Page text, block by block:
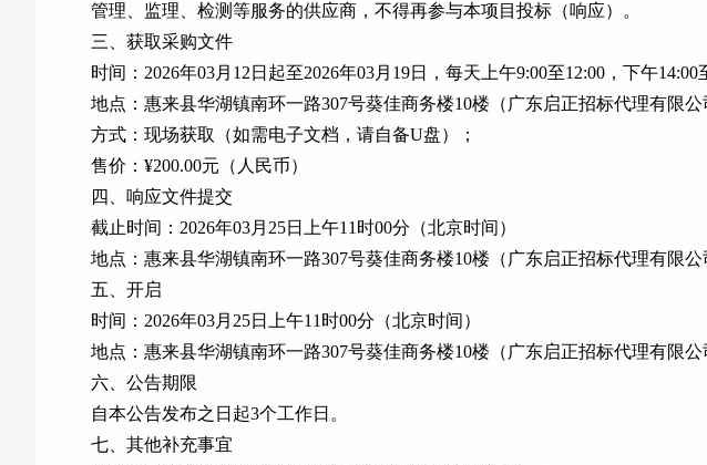
管理、监理、检测等服务的供应商，不得再参与本项目投标（响应）。
三、获取采购文件
时间：2026年03月12日起至2026年03月19日，每天上午9:00至12:00，下午
地点：惠来县华湖镇南环一路307号葵佳商务楼10楼（广东启正招标代理有限公
方式：现场获取（如需电子文档，请自备U盘）；
售价：¥200.00元（人民币）
四、响应文件提交
截止时间：2026年03月25日上午11时00分（北京时间）
地点：惠来县华湖镇南环一路307号葵佳商务楼10楼（广东启正招标代理有限公
五、开启
时间：2026年03月25日上午11时00分（北京时间）
地点：惠来县华湖镇南环一路307号葵佳商务楼10楼（广东启正招标代理有限公
六、公告期限
自本公告发布之日起3个工作日。
七、其他补充事宜